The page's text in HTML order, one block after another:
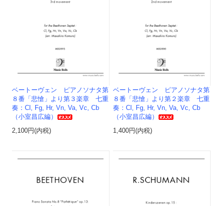
ベートーヴェン ピアノソナタ第
８番「悲愴」より第３楽章 七重
奏：Cl, Fg, Hr, Vn, Va, Vc, Cb
（小室昌広編）
2,100円(内税)
ベートーヴェン ピアノソナタ第
８番「悲愴」より第２楽章 七重
奏：Cl, Fg, Hr, Vn, Va, Vc, Cb
（小室昌広編）
1,400円(内税)